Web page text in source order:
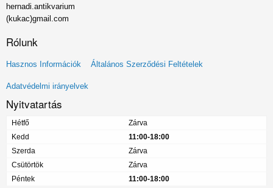
hernadi.antikvarium
(kukac)gmail.com
Rólunk
Lábléc
menü
Hasznos Információk Általános Szerződési Feltételek
Adatvédelmi irányelvek
Nyitvatartás
Hétfő
Zárva
Kedd
11:00-18:00
Szerda
Zárva
Csütörtök
Zárva
Péntek
11:00-18:00